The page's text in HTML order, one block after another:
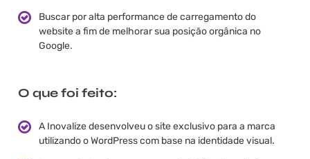
Buscar por alta performance de carregamento do
website a fim de melhorar sua posição orgânica no
Google.
O que foi feito:
A Inovalize desenvolveu o site exclusivo para a marca
utilizando o WordPress com base na identidade visual.